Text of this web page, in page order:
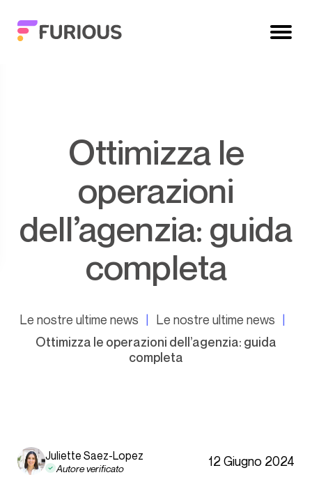
Ottimizza le
operazioni
dell’agenzia: guida
completa
Le nostre ultime news
Le nostre ultime news
Ottimizza le operazioni dell’agenzia: guida
completa
Juliette Saez-Lopez
Autore verificato 12 Giugno 2024